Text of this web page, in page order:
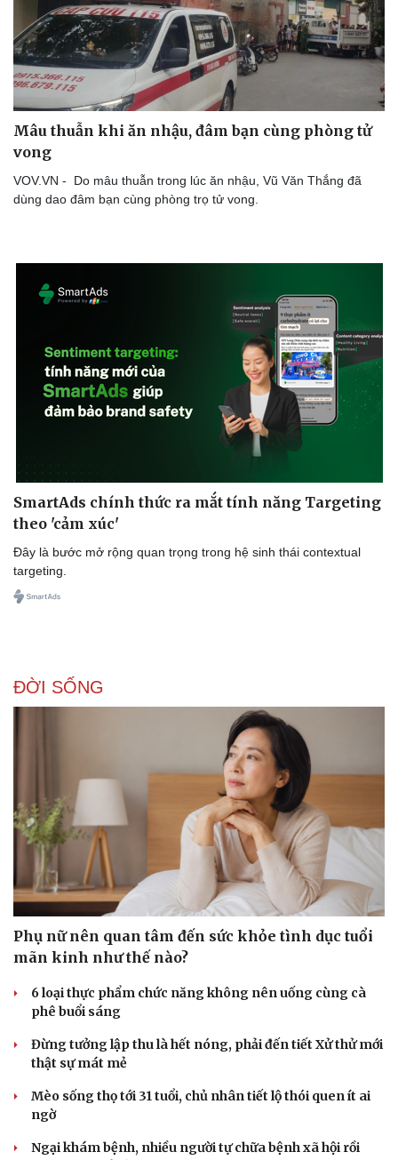
Doanh nghiệp
Doanh nghiệp 24h
Doanh nhân
Vì cộng đồng
Tin Công nghệ
Chuyển đổi số
Mâu thuẫn khi ăn nhậu, đâm bạn cùng phòng tử
vong
VOV.VN - Do mâu thuẫn trong lúc ăn nhậu, Vũ Văn Thắng đã
dùng dao đâm bạn cùng phòng trọ tử vong.
SmartAds chính thức ra mắt tính năng Targeting
theo 'cảm xúc'
Đây là bước mở rộng quan trọng trong hệ sinh thái contextual
targeting.
ĐỜI SỐNG
Phụ nữ nên quan tâm đến sức khỏe tình dục tuổi
mãn kinh như thế nào?
6 loại thực phẩm chức năng không nên uống cùng cà
phê buổi sáng
Đừng tưởng lập thu là hết nóng, phải đến tiết Xử thử mới
thật sự mát mẻ
Mèo sống thọ tới 31 tuổi, chủ nhân tiết lộ thói quen ít ai
ngờ
Ngại khám bệnh, nhiều người tự chữa bệnh xã hội rồi